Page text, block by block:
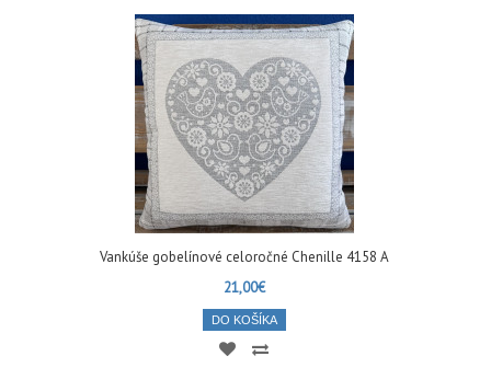
Vankúše gobelínové celoročné Chenille 4158 A
21,00€
DO KOŠÍKA